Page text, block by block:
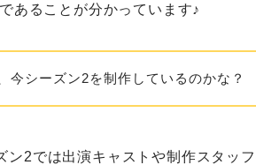
であることが分かっています♪
今シーズン2を制作しているのかな？
ン2では出演キャストや制作スタッ